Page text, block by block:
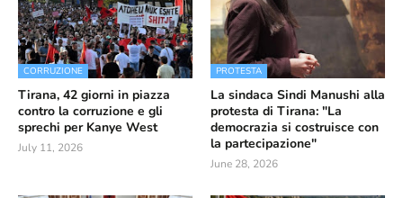
CORRUZIONE
Tirana, 42 giorni in piazza
contro la corruzione e gli
sprechi per Kanye West
July 11, 2026
PROTESTA
La sindaca Sindi Manushi alla
protesta di Tirana: "La
democrazia si costruisce con
la partecipazione"
June 28, 2026